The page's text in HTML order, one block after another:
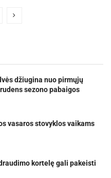
džiugina nuo pirmųjų
sezono pabaigos
vasaros stovyklos vaikams
kortelę gali pakeisti